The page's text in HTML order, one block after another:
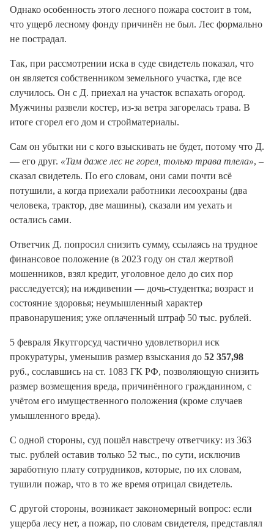
Однако особенность этого лесного пожара состоит в том,
что ущерб лесному фонду причинён не был. Лес формально
не пострадал.
Так, при рассмотрении иска в суде свидетель показал, что
он является собственником земельного участка, где все
случилось. Он с Д. приехал на участок вспахать огород.
Мужчины развели костер, из-за ветра загорелась трава. В
итоге сгорел его дом и стройматериалы.
Сам он убытки ни с кого взыскивать не будет, потому что Д.
— его друг. «Там даже лес не горел, только трава тлела», –
сказал свидетель. По его словам, они сами почти всё
потушили, а когда приехали работники лесоохраны (два
человека, трактор, две машины), сказали им уехать и
остались сами.
Ответчик Д. попросил снизить сумму, ссылаясь на трудное
финансовое положение (в 2023 году он стал жертвой
мошенников, взял кредит, уголовное дело до сих пор
расследуется); на иждивении — дочь-студентка; возраст и
состояние здоровья; неумышленный характер
правонарушения; уже оплаченный штраф 50 тыс. рублей.
5 февраля Якутгорсуд частично удовлетворил иск
прокуратуры, уменьшив размер взыскания до 52 357,98
руб., сославшись на ст. 1083 ГК РФ, позволяющую снизить
размер возмещения вреда, причинённого гражданином, с
учётом его имущественного положения (кроме случаев
умышленного вреда).
С одной стороны, суд пошёл навстречу ответчику: из 363
тыс. рублей оставив только 52 тыс., по сути, исключив
заработную плату сотрудников, которые, по их словам,
тушили пожар, что в то же время отрицал свидетель.
С другой стороны, возникает закономерный вопрос: если
ущерба лесу нет, а пожар, по словам свидетеля, представлял